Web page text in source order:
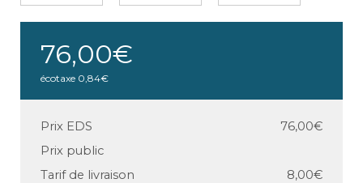
76,00€
écotaxe 0,84€
Prix EDS
76,00€
Prix public
Tarif de livraison
8,00€